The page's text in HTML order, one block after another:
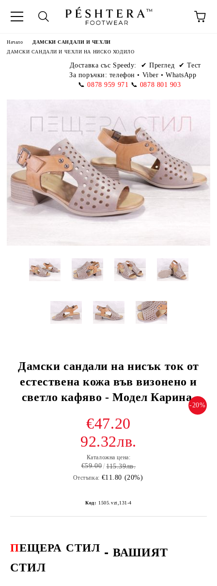
Начало
ДАМСКИ САНДАЛИ И ЧЕХЛИ
ДАМСКИ САНДАЛИ И ЧЕХЛИ НА НИСКО ХОДИЛО
Доставка със Speedy:
✔ Преглед ✔ Тест
За поръчки: телефон• Viber • WhatsApp
📞 0878 959 971 📞 0878 801 903
Дамски сандали на нисък ток от
естествена кожа във визонено и
светло кафяво - Модел Карина.
-20%
€47.20
92.32лв.
Каталожна цена:
€59.00 115.39лв.
Отстъпка: €11.80 (20%)
Код: 1505.vzt,131-4
ПЕЩЕРА СТИЛ - ВАШИЯТ
СТИЛ